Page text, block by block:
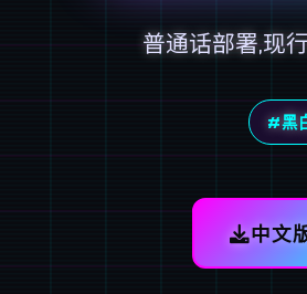
普通话部署,现
#黑
中文